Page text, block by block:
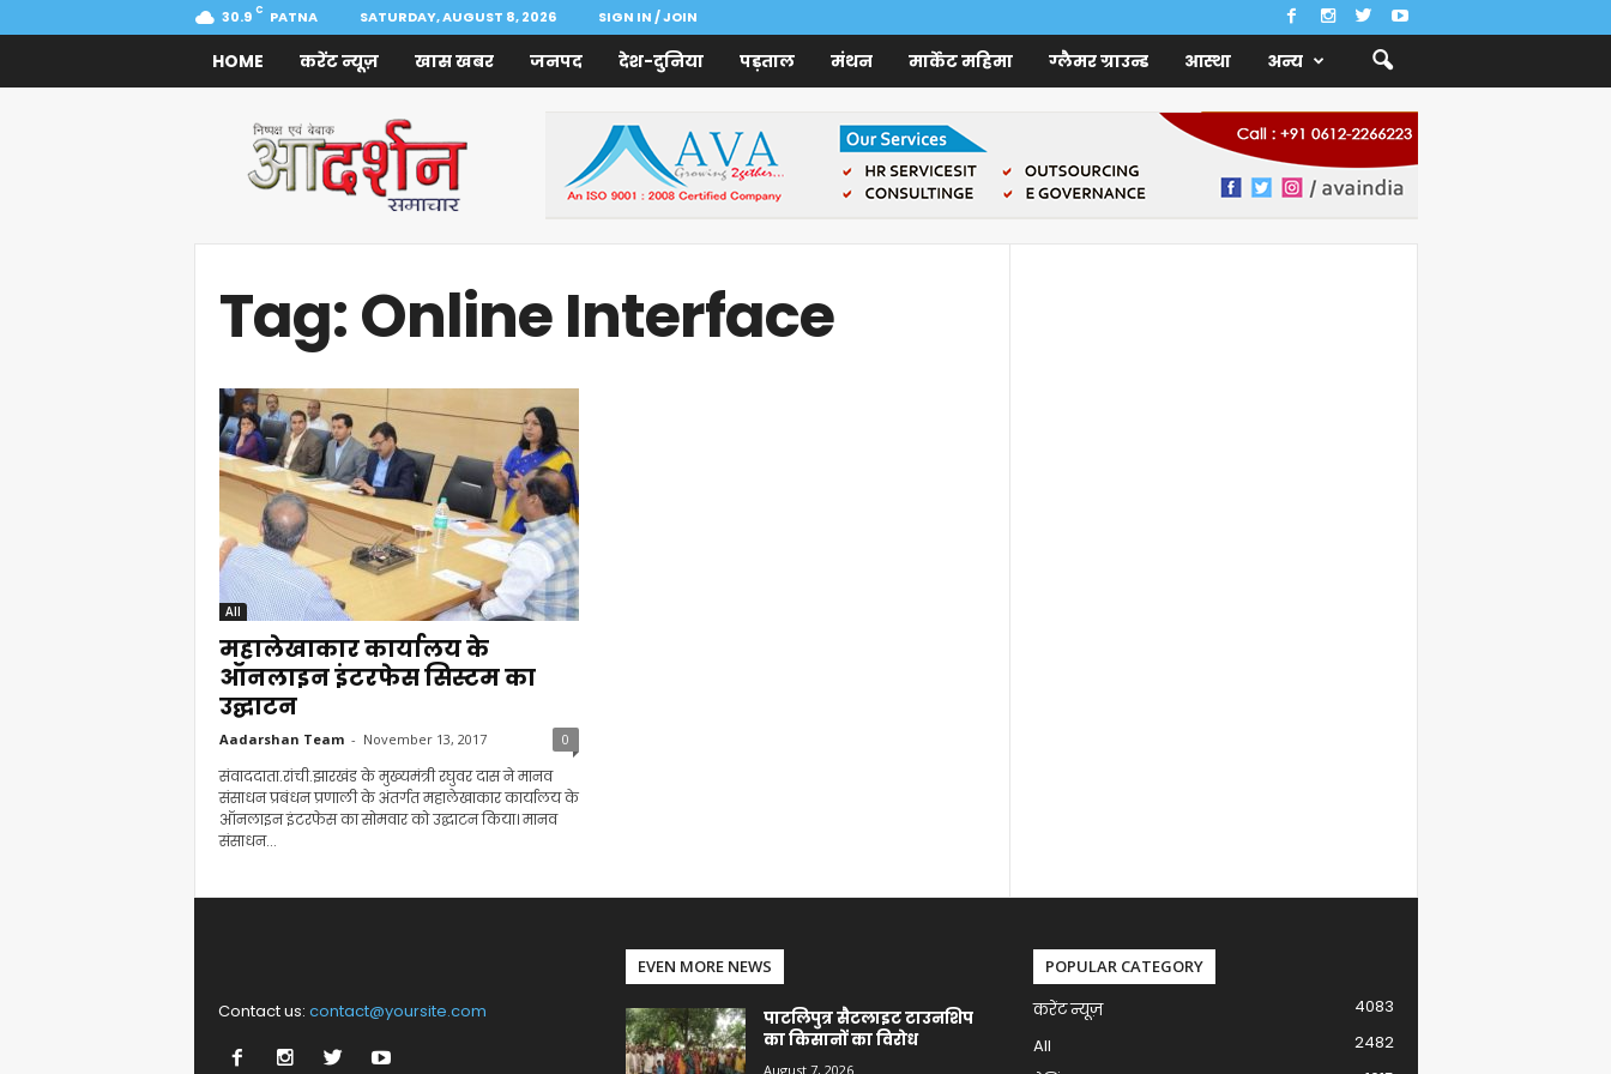
30.9 C PATNA SATURDAY, AUGUST 8, 2026 SIGN IN / JOIN
HOME करेंट न्यूज़ खास खबर जनपद देश-दुनिया पड़ताल मंथन मार्केट महिमा ग्लैमर ग्राउन्ड आस्था अन्य
Samachar
Tag: Online Interface
All
महालेखाकार कार्यालय के
ऑनलाइन इंटरफेस सिस्टम का
उद्घाटन
Aadarshan Team - November 13, 2017 0
संवाददाता.रांची.झारखंड के मुख्यमंत्री रघुवर दास ने मानव
संसाधन प्रबंधन प्रणाली के अंतर्गत महालेखाकार कार्यालय के
ऑनलाइन इंटरफेस का सोमवार को उद्घाटन किया। मानव
संसाधन...
Contact us: contact@yoursite.com
EVEN MORE NEWS
पाटलिपुत्र सैटलाइट टाउनशिप
का किसानों का विरोध
August 7, 2026
POPULAR CATEGORY
करेंट न्यूज़
4083
All
2482